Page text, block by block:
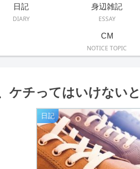
日記
DIARY
身辺雑記
ESSAY
CM
NOTICE TOPIC
ケチってはいけない
日記